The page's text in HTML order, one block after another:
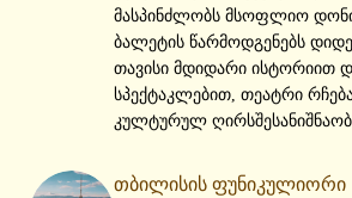
მასპინძლობს მსოფლიო
ბალეტის წარმოდგენებს
თავისი მდიდარი ისტორიით
სპექტაკლებით, თეატრი
კულტურულ
თბილისის ფუნიკულიორი